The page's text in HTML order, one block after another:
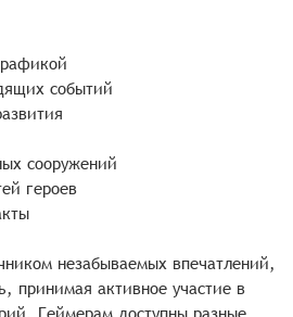
событий
сооружений
героев
незабываемых впечатлений,
принимая активное участие в
Геймерам доступны разные